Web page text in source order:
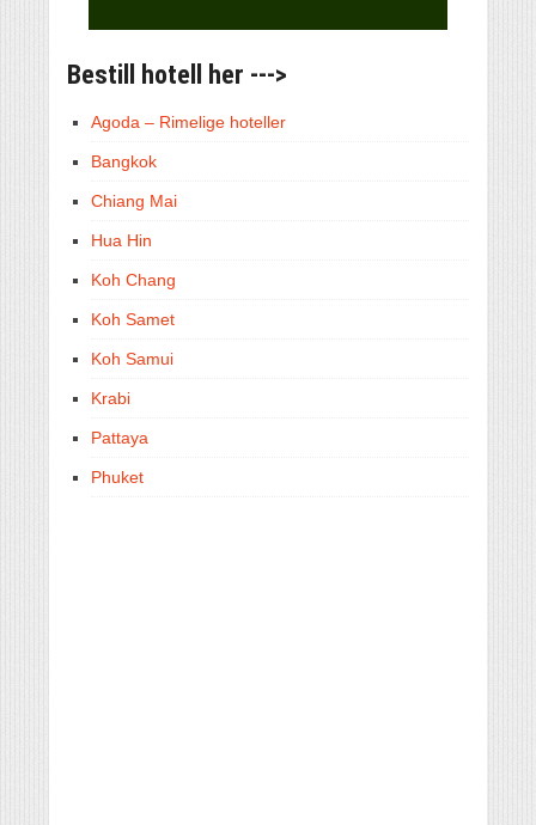
Bestill hotell her --->
Agoda – Rimelige hoteller
Bangkok
Chiang Mai
Hua Hin
Koh Chang
Koh Samet
Koh Samui
Krabi
Pattaya
Phuket